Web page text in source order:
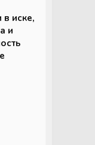
в иске,
и